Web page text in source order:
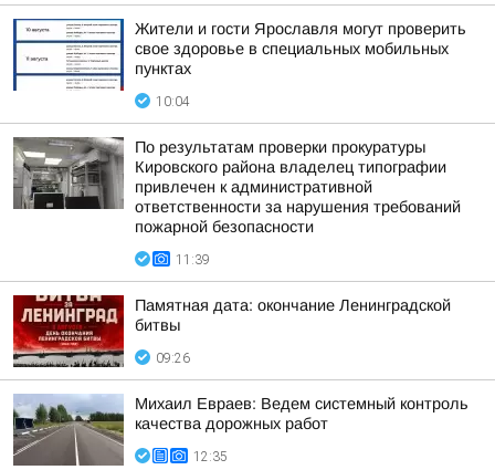
Жители и гости Ярославля могут проверить
свое здоровье в специальных мобильных
пунктах
10:04
По результатам проверки прокуратуры
Кировского района владелец типографии
привлечен к административной
ответственности за нарушения требований
пожарной безопасности
11:39
Памятная дата: окончание Ленинградской
битвы
09:26
Михаил Евраев: Ведем системный контроль
качества дорожных работ
12:35